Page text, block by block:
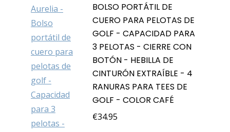
BOLSO PORTÁTIL DE
CUERO PARA PELOTAS DE
GOLF - CAPACIDAD PARA
3 PELOTAS - CIERRE CON
BOTÓN - HEBILLA DE
CINTURÓN EXTRAÍBLE - 4
RANURAS PARA TEES DE
GOLF - COLOR CAFÉ
€34.95